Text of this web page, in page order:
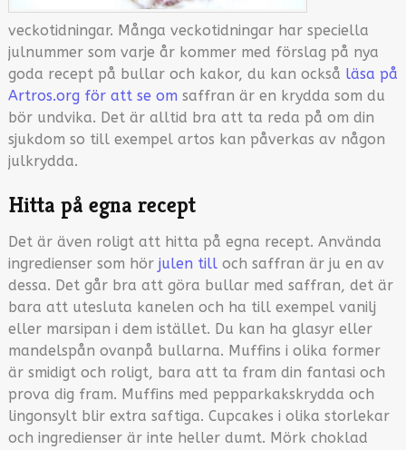
veckotidningar. Många veckotidningar har speciella
julnummer som varje år kommer med förslag på nya
goda recept på bullar och kakor, du kan också läsa på
Artros.org för att se om saffran är en krydda som du
bör undvika. Det är alltid bra att ta reda på om din
sjukdom so till exempel artos kan påverkas av någon
julkrydda.
Hitta på egna recept
Det är även roligt att hitta på egna recept. Använda
ingredienser som hör julen tilloch saffran är ju en av
dessa. Det går bra att göra bullar med saffran, det är
bara att utesluta kanelen och ha till exempel vanilj
eller marsipan i dem istället. Du kan ha glasyr eller
mandelspån ovanpå bullarna. Muffins i olika former
är smidigt och roligt, bara att ta fram din fantasi och
prova dig fram. Muffins med pepparkakskrydda och
lingonsylt blir extra saftiga. Cupcakes i olika storlekar
och ingredienser är inte heller dumt. Mörk choklad